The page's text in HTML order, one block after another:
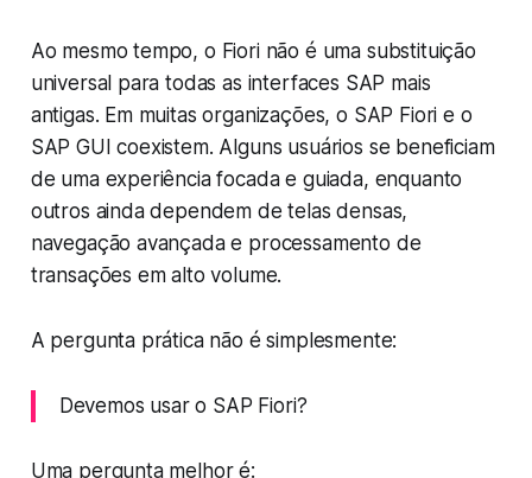
Ao mesmo tempo, o Fiori não é uma substituição
universal para todas as interfaces SAP mais
antigas. Em muitas organizações, o SAP Fiori e o
SAP GUI coexistem. Alguns usuários se beneficiam
de uma experiência focada e guiada, enquanto
outros ainda dependem de telas densas,
navegação avançada e processamento de
transações em alto volume.
A pergunta prática não é simplesmente:
Devemos usar o SAP Fiori?
Uma pergunta melhor é: